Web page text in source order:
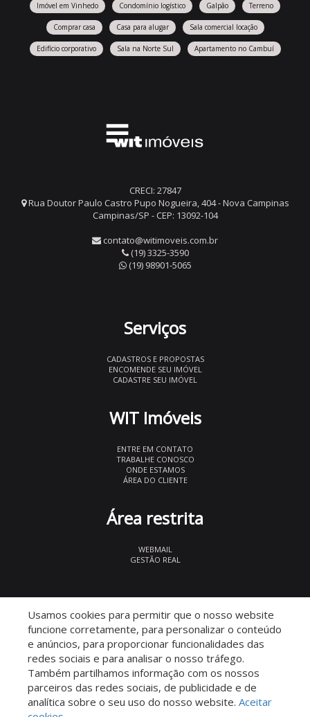
Imóvel em Vinhedo Condomínio logístico Galpão Terreno
Comprar casa Casa para alugar Sala comercial locação
Edifício corporativo Sala na Norte Sul Apartamento no Cambuí
CRECI: 27847
Rua Doutor Paulo Castro Pupo Nogueira, 404 - Nova Campinas
Campinas/SP - CEP: 13092-104
contato@witimoveis.com.br
(19) 3325-3590
(19) 98901-5065
Serviços
CADASTROS E PROPOSTAS
ENCOMENDE SEU IMÓVEL
CADASTRE SEU IMÓVEL
WIT Imóveis
ENTRE EM CONTATO
TRABALHE CONOSCO
ONDE ESTAMOS
ÁREA DO CLIENTE
Área restrita
WEBMAIL
GESTÃO REAL
Descomplicado por:
Usamos cookies para permitir que o nosso website
funcione corretamente, para personalizar o conteúdo
e anúncios, para proporcionar funcionalidades das
redes sociais e para analisar o nosso tráfego.
Também partilhamos informação com os nossos
parceiros das redes sociais, de publicidade e de
analítica sobre o seu uso do nosso website. Aceitar